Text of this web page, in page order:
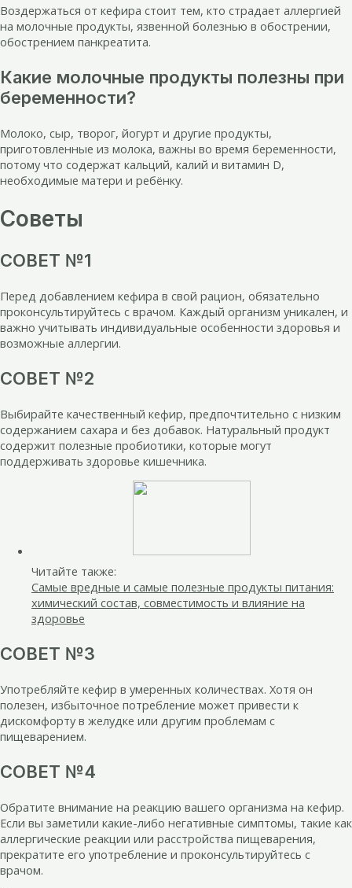
Воздержаться от кефира стоит тем, кто страдает аллергией
на молочные продукты, язвенной болезнью в обострении,
обострением панкреатита.
Какие молочные продукты полезны при
беременности?
Молоко, сыр, творог, йогурт и другие продукты,
приготовленные из молока, важны во время беременности,
потому что содержат кальций, калий и витамин D,
необходимые матери и ребёнку.
Советы
СОВЕТ №1
Перед добавлением кефира в свой рацион, обязательно
проконсультируйтесь с врачом. Каждый организм уникален, и
важно учитывать индивидуальные особенности здоровья и
возможные аллергии.
СОВЕТ №2
Выбирайте качественный кефир, предпочтительно с низким
содержанием сахара и без добавок. Натуральный продукт
содержит полезные пробиотики, которые могут
поддерживать здоровье кишечника.
Читайте также:
Самые вредные и самые полезные продукты питания:
химический состав, совместимость и влияние на
здоровье
СОВЕТ №3
Употребляйте кефир в умеренных количествах. Хотя он
полезен, избыточное потребление может привести к
дискомфорту в желудке или другим проблемам с
пищеварением.
СОВЕТ №4
Обратите внимание на реакцию вашего организма на кефир.
Если вы заметили какие-либо негативные симптомы, такие как
аллергические реакции или расстройства пищеварения,
прекратите его употребление и проконсультируйтесь с
врачом.